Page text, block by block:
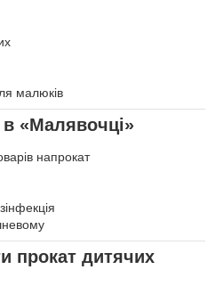
малюків
в «Малявочці»
напрокат
прокат дитячих